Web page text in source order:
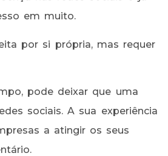
em muito.
por si própria, mas requer
pode deixar que uma
sociais. A sua experiência
a atingir os seus